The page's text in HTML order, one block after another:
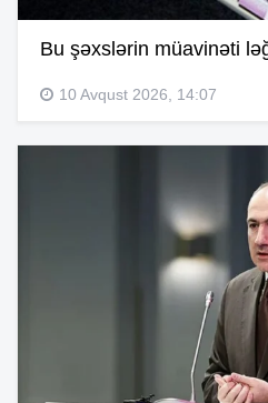
Bu şəxslərin müavinəti
10 Avqust 2026, 14:07